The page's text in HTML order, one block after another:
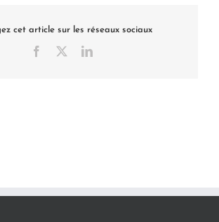
cet article sur les réseaux sociaux
Facebook LinkedIn